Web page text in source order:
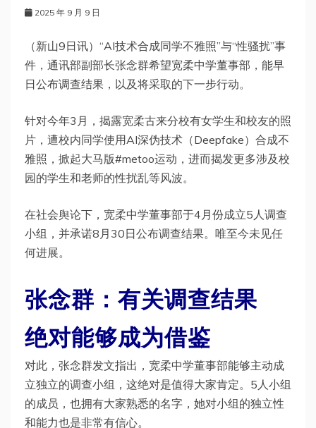
2025 年 9 月 9 日
（新山9日讯）“AI技术合成同学不雅照”与“性骚扰”事
件，通讯部副部长张念群希望宽柔中学董事部，能早
日公布调查结果，以及将采取的下一步行动。
针对今年3月，揭露宽柔古来分校有女学生和校友的照
片，遭校内同学使用AI深伪技术（Deepfake）合成不
雅照，掀起大马版#metoo运动，进而揭发更多涉及校
园的学生和老师的性扰乱等风波。
在社会舆论下，宽柔中学董事部于4月份成立5人调查
小组，并承诺8月30日公布调查结果。唯至今未见任
何进展。
张念群：有关调查结果
绝对能够成为借鉴
对此，张念群发文指出，宽柔中学董事部能够主动成
立独立的调查小组，这绝对是值得大家肯定。5人小组
的成员，也拥有大家熟悉的名字，她对小组的独立性
和能力也是非常有信心。